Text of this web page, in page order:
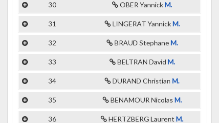
30 OBER YannickM.
31 LINGERAT YannickM.
32 BRAUD StephaneM.
33 BELTRAN David M.
34 DURAND ChristianM.
35 BENAMOUR Nicolas M.
36 HERTZBERG LaurentM.